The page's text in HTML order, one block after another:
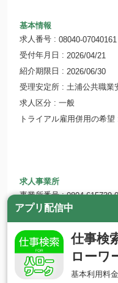
基本情報
求人番号
08040-07040161
受付年月日
2026/04/21
紹介期限日
2026/06/30
受理安定所
土浦公共職業
求人区分
一般
トライアル雇用併用の希望
求人事業所
事業所番号
0804-615739-0
事業所名
特定非営利活
〒315-0055 茨城
ホームページ
http://
アプリ配信中
仕事検
ローワ
基本利用料